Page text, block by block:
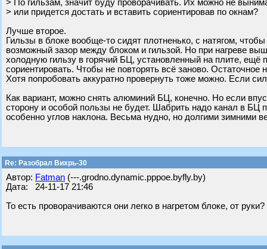
> По гильзам, значит буду проворачивать. Их можно не
> или придется достать и вставить сориентировав по окнам?
Лучше второе.
Гильзы в блоке вообще-то сидят плотненько, с натягом,
возможный зазор между блоком и гильзой. Но при нагреве
холодную гильзу в горячий БЦ, установленный на плите,
сориентировать. Чтобы не повторять всё заново.
Хотя попробовать аккуратно провернуть тоже можно. Если
Как вариант, можно снять алюминий БЦ, конечно. Но если
сторону и особой пользы не будет. Шабрить надо канал в БЦ
особенно углов наклона. Весьма нудно, но долгими зимними
Re: Разобрал Вихрь-30
Автор: Fatman (---.grodno.dynamic.pppoe.byfly.by)
Дата: 24-11-17 21:46
То есть проворачиваются они легко в нагретом блоке, от руки?